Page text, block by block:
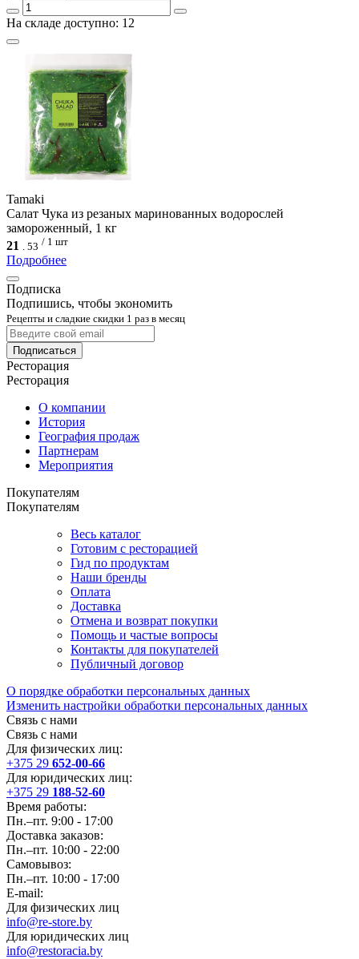
На складе доступно: 12
Tamaki
Салат Чука из резаных маринованных водорослей
замороженный, 1 кг
21 . 53 / 1 шт
Подробнее
Подписка
Подпишись, чтобы экономить
Рецепты и сладкие скидки 1 раз в месяц
Подписаться
Ресторация
Ресторация
О компании
История
География продаж
Партнерам
Мероприятия
Покупателям
Покупателям
Весь каталог
Готовим с ресторацией
Гид по продуктам
Наши бренды
Оплата
Доставка
Отмена и возврат покупки
Помощь и частые вопросы
Контакты для покупателей
Публичный договор
О порядке обработки персональных данных
Изменить настройки обработки персональных данных
Связь с нами
Связь с нами
Для физических лиц:
+375 29 652-00-66
Для юридических лиц:
+375 29 188-52-60
Время работы:
Пн.–пт. 9:00 - 17:00
Доставка заказов:
Пн.–пт. 10:00 - 22:00
Самовывоз:
Пн.–пт. 10:00 - 17:00
E-mail:
Для физических лиц
info@re-store.by
Для юридических лиц
info@restoracia.by